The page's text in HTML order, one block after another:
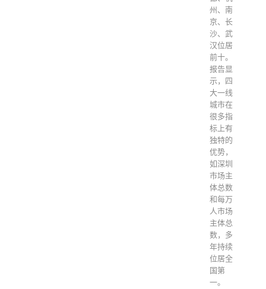
州、南
京、长
沙、武
汉位居
前十。
报告显
示，四
大一线
城市在
很多指
标上有
独特的
优势，
如深圳
市场主
体总数
和每万
人市场
主体总
数，多
年持续
位居全
国第
一。